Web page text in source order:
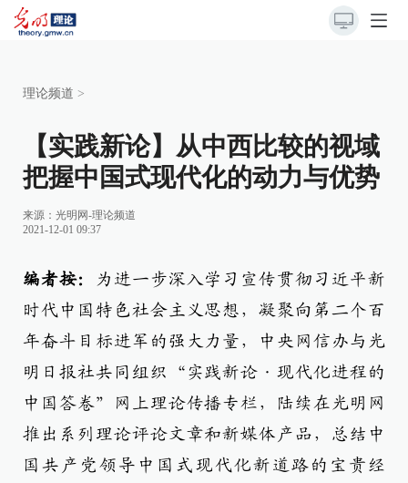
理论频道 >
【实践新论】从中西比较的视域
把握中国式现代化的动力与优势
来源： 光明网-理论频道
2021-12-01 09:37
编者按：
为进一步深入学习宣传贯彻习近平新
时代中国特色社会主义思想，凝聚向第二个百
年奋斗目标进军的强大力量，中央网信办与光
明日报社共同组织“实践新论·现代化进程的
中国答卷”网上理论传播专栏，陆续在光明网
推出系列理论评论文章和新媒体产品，总结中
国共产党领导中国式现代化新道路的宝贵经